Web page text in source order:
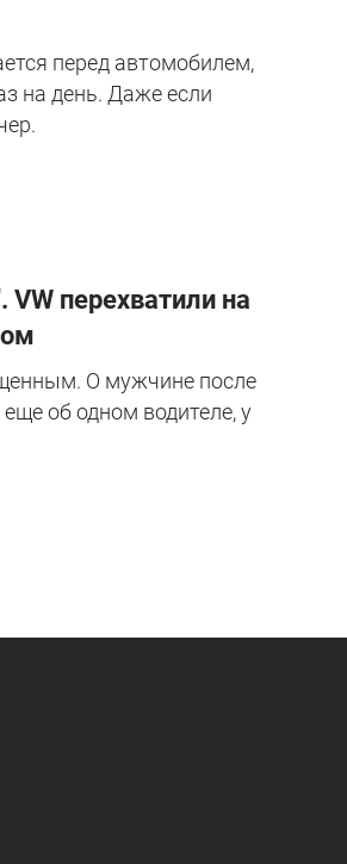
перед автомобилем,
на день. Даже если
перехватили на
О мужчине после
об одном водителе, у